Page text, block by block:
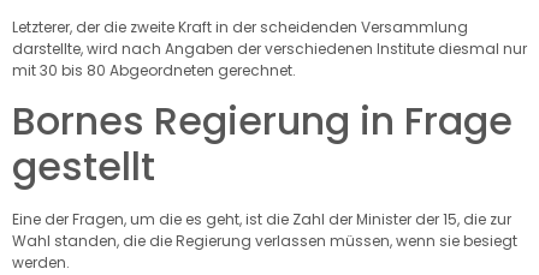
Letzterer, der die zweite Kraft in der scheidenden Versammlung
darstellte, wird nach Angaben der verschiedenen Institute diesmal nur
mit 30 bis 80 Abgeordneten gerechnet.
Bornes Regierung in Frage
gestellt
Eine der Fragen, um die es geht, ist die Zahl der Minister der 15, die zur
Wahl standen, die die Regierung verlassen müssen, wenn sie besiegt
werden.